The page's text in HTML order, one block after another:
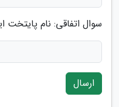
سوال اتفاقی: نام
ارسال